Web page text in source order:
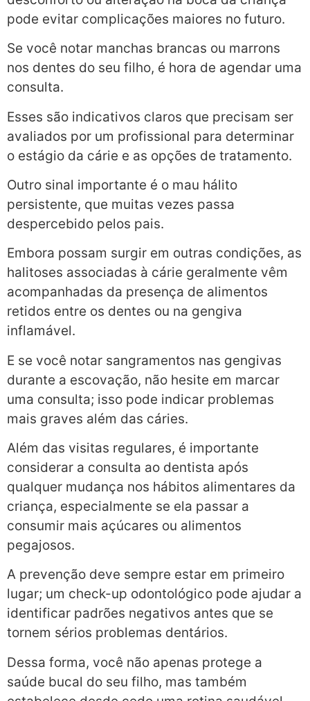
pode evitar complicações maiores no futuro.
Se você notar manchas brancas ou marrons
nos dentes do seu filho, é hora de agendar uma
consulta.
Esses são indicativos claros que precisam ser
avaliados por um profissional para determinar
o estágio da cárie e as opções de tratamento.
Outro sinal importante é o mau hálito
persistente, que muitas vezes passa
despercebido pelos pais.
Embora possam surgir em outras condições, as
halitoses associadas à cárie geralmente vêm
acompanhadas da presença de alimentos
retidos entre os dentes ou na gengiva
inflamável.
E se você notar sangramentos nas gengivas
durante a escovação, não hesite em marcar
uma consulta; isso pode indicar problemas
mais graves além das cáries.
Além das visitas regulares, é importante
considerar a consulta ao dentista após
qualquer mudança nos hábitos alimentares da
criança, especialmente se ela passar a
consumir mais açúcares ou alimentos
pegajosos.
A prevenção deve sempre estar em primeiro
lugar; um check-up odontológico pode ajudar a
identificar padrões negativos antes que se
tornem sérios problemas dentários.
Dessa forma, você não apenas protege a
saúde bucal do seu filho, mas também